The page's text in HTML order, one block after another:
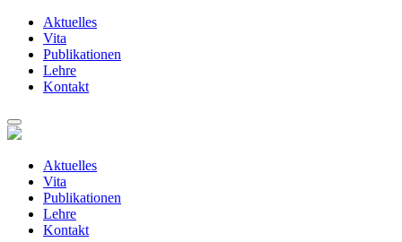
Aktuelles
Vita
Publikationen
Lehre
Kontakt
Zum
springenAktuelles
Vita
Publikationen
Lehre
Kontakt